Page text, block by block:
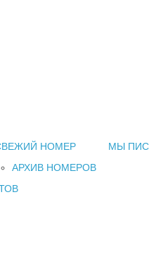
НОМЕР
АРХИВ НОМЕРОВ
МЫ